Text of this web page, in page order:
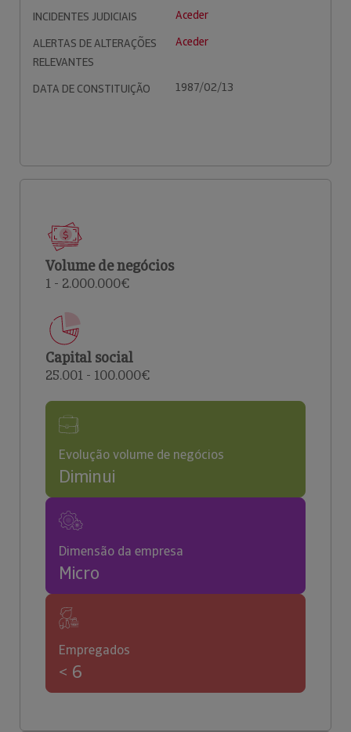
INCIDENTES JUDICIAIS
Aceder
ALERTAS DE ALTERAÇÕES
RELEVANTES
Aceder
DATA DE CONSTITUIÇÃO 1987/02/13
Volume de negócios
1 - 2.000.000€
Capital social
25.001 - 100.000€
Evolução volume de negócios
Diminui
Dimensão da empresa
Micro
Empregados
< 6